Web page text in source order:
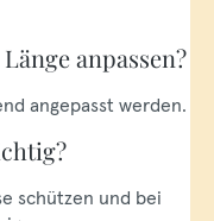
anpassen?
angepasst werden.
schützen und bei